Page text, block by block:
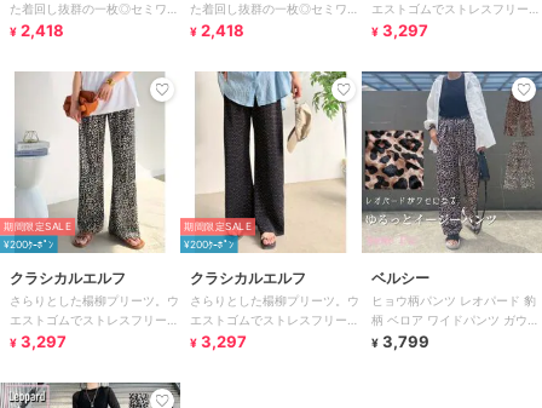
た着回し抜群の一枚◎セミワイ
ド プリーツパンツ
¥ 2,418
た着回し抜群の一枚◎セミワイ
ド プリーツパンツ
¥ 2,418
エストゴムでストレスフリーな
穿き心地。総柄楊柳プリーツパ
¥ 3,297
期間限定SALE
¥200ｸｰﾎﾟﾝ
クラシカルエルフ
さらりとした楊柳プリーツ。ウ
エストゴムでストレスフリーな
穿き心地。総柄楊柳プリーツパ
¥ 3,297
期間限定SALE
¥200ｸｰﾎﾟﾝ
クラシカルエルフ
さらりとした楊柳プリーツ。ウ
エストゴムでストレスフリーな
穿き心地。総柄楊柳プリーツパ
¥ 3,297
ベルシー
ヒョウ柄パンツ レオパード 豹
柄 ベロア ワイドパンツ ガウチ
ョ 韓国 きれいめ 黒 レディー
¥ 3,799